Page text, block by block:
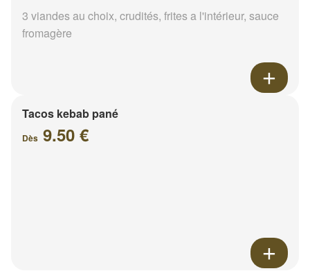
3 viandes au choix, crudités, frites a l'intérieur, sauce
fromagère
Tacos kebab pané
Dès 9.50 €